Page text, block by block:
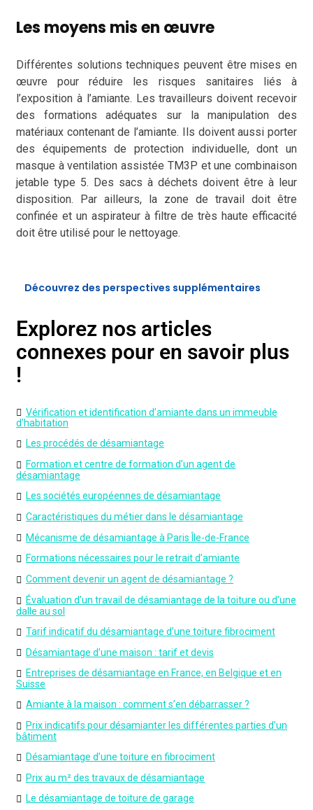
Les moyens mis en œuvre
Différentes solutions techniques peuvent être mises en
œuvre pour réduire les risques sanitaires liés à
l’exposition à l’amiante. Les travailleurs doivent recevoir
des formations adéquates sur la manipulation des
matériaux contenant de l’amiante. Ils doivent aussi porter
des équipements de protection individuelle, dont un
masque à ventilation assistée TM3P et une combinaison
jetable type 5. Des sacs à déchets doivent être à leur
disposition. Par ailleurs, la zone de travail doit être
confinée et un aspirateur à filtre de très haute efficacité
doit être utilisé pour le nettoyage.
Découvrez des perspectives supplémentaires
Explorez nos articles
connexes pour en savoir plus
!
Vérification et identification d’amiante dans un immeuble
d’habitation
Les procédés de désamiantage
Formation et centre de formation d’un agent de
désamiantage
Les sociétés européennes de désamiantage
Caractéristiques du métier dans le désamiantage
Mécanisme de désamiantage à Paris Île-de-France
Formations nécessaires pour le retrait d’amiante
Comment devenir un agent de désamiantage ?
Évaluation d’un travail de désamiantage de la toiture ou d’une
dalle au sol
Tarif indicatif du désamiantage d’une toiture fibrociment
Désamiantage d’une maison : tarif et devis
Entreprises de désamiantage en France, en Belgique et en
Suisse
Amiante à la maison : comment s’en débarrasser ?
Prix indicatifs pour désamianter les différentes parties d’un
bâtiment
Désamiantage d’une toiture en fibrociment
Prix au m² des travaux de désamiantage
Le désamiantage de toiture de garage